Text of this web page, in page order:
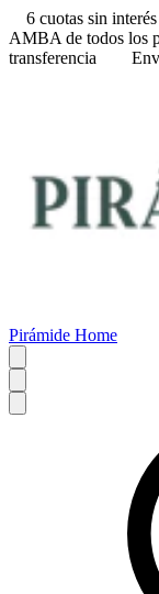
6 cuotas sin
AMBA de todos los
transferencia
Pirámide Home